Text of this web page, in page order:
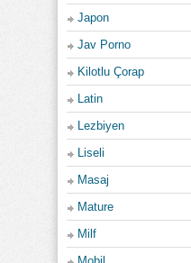
Japon
Jav Porno
Kilotlu Çorap
Latin
Lezbiyen
Liseli
Masaj
Mature
Milf